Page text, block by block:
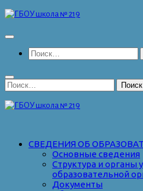
Перейти
содержимому
Найти:
Найти:
СВЕДЕНИЯ ОБ
Основные сведения
Структура и органы
образовательной
Документы